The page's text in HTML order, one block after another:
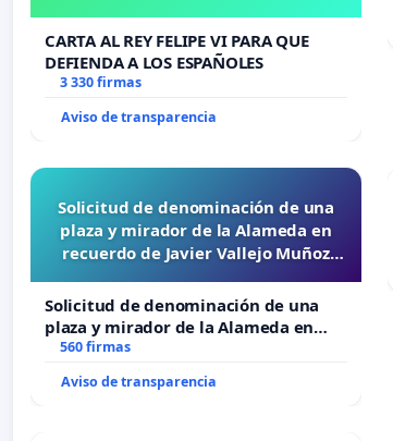
CARTA AL REY FELIPE VI PARA QUE
DEFIENDA A LOS ESPAÑOLES
3 330 firmas
Aviso de transparencia
Solicitud de denominación de una
plaza y mirador de la Alameda en
recuerdo de Javier Vallejo Muñoz
Solicitud de denominación de una
plaza y mirador de la Alameda en
recuerdo de Javier Vallejo Muñoz
560 firmas
Aviso de transparencia